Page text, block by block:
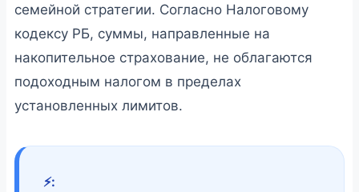
семейной стратегии. Согласно Налоговому
кодексу РБ, суммы, направленные на
накопительное страхование, не облагаются
подоходным налогом в пределах
установленных лимитов.
⚡️: